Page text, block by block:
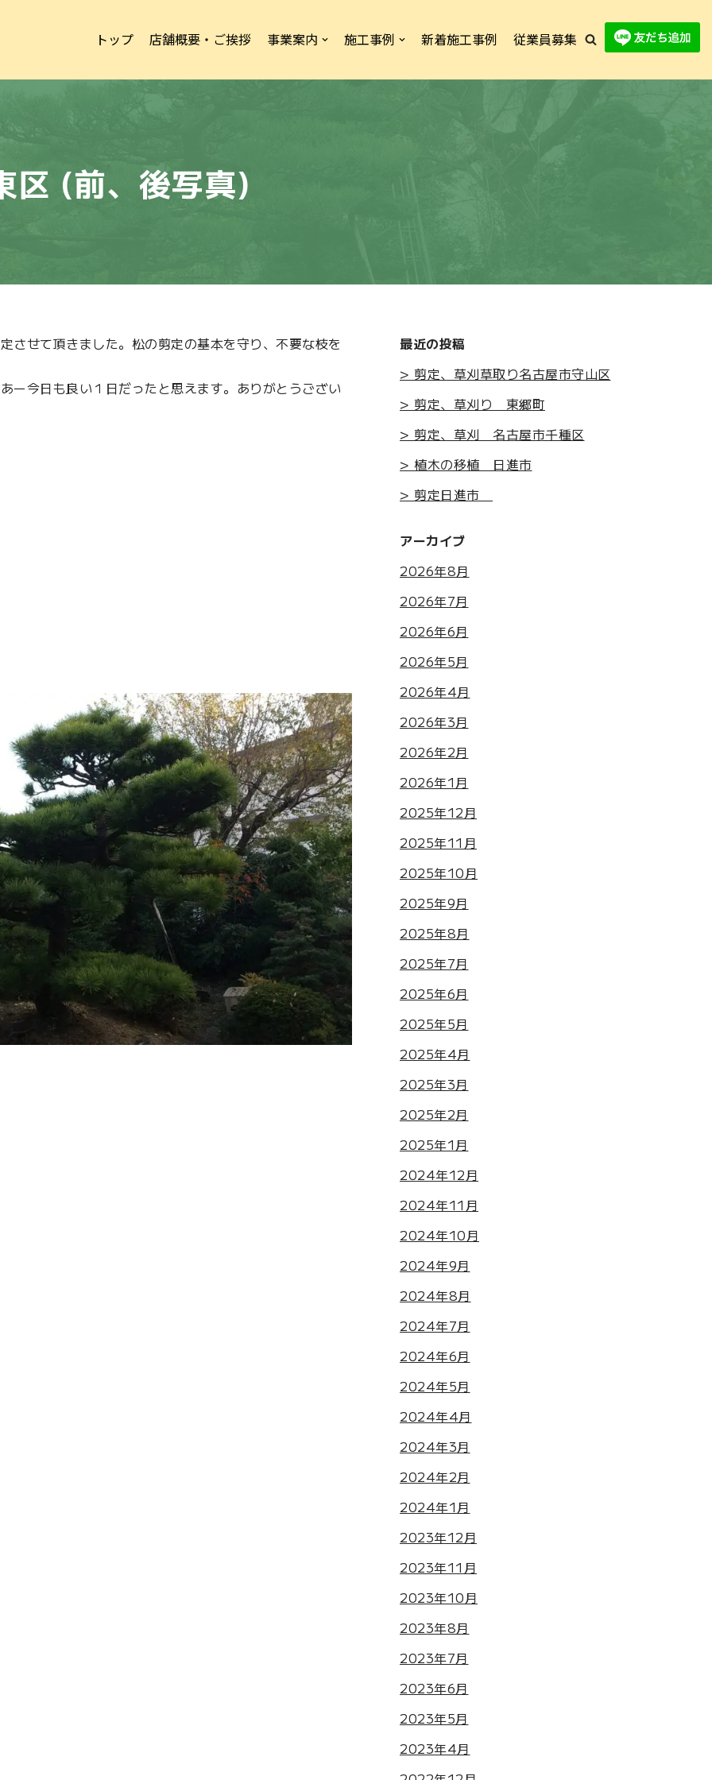
トップ 店舗概要・ご挨拶 事業案内 施工事例 新着施工事例 従業員募集
区 (前、後写真)
させて頂きました。松の剪定の基本を守り、不要な枝を
ー今日も良い１日だったと思えます。ありがとうござい
最近の投稿
> 剪定、草刈草取り名古屋市守山区
> 剪定、草刈り 東郷町
> 剪定、草刈 名古屋市千種区
> 植木の移植 日進市
> 剪定日進市
アーカイブ
2026年8月
2026年7月
2026年6月
2026年5月
2026年4月
2026年3月
2026年2月
2026年1月
2025年12月
2025年11月
2025年10月
2025年9月
2025年8月
2025年7月
2025年6月
2025年5月
2025年4月
2025年3月
2025年2月
2025年1月
2024年12月
2024年11月
2024年10月
2024年9月
2024年8月
2024年7月
2024年6月
2024年5月
2024年4月
2024年3月
2024年2月
2024年1月
2023年12月
2023年11月
2023年10月
2023年8月
2023年7月
2023年6月
2023年5月
2023年4月